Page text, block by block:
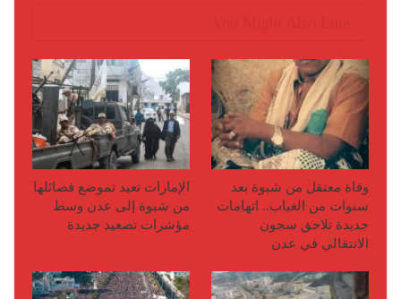
وفاة معتقل من شبوة بعد
سنوات من الغياب.. اتهامات
جديدة تلاحق سجون
الانتقالي في عدن
الإمارات تعيد تموضع فصائلها
من شبوة إلى عدن وسط
مؤشرات تصعيد جديدة